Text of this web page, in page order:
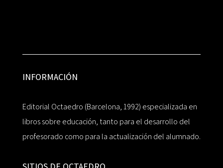
INFORMACIÓN
Editorial Octaedro (Barcelona, 1992) especializada en
libros sobre educación, tanto para el desarrollo del
profesorado como para la actualización del alumnado.